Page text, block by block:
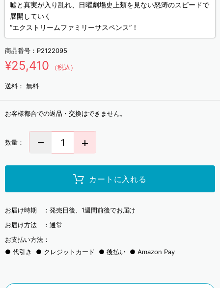
嘘と真実が入り乱れ、日曜劇場史上類を見ない怒涛のスピードで
展開していく
“エクストリームファミリーサスペンス”！
商品番号： P2122095
¥25,410 （税込）
送料： 無料
お客様都合での返品・交換はできません。
数量：
カートに入れる
お届け時期 ： 発売日後、1週間前後でお届け
お届け方法 ： 通常
お支払い方法：
代引き
クレジットカード 後払い Amazon Pay